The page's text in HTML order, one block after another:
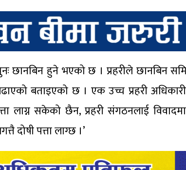
पुनः छानबिन हुने भएको छ । प्रहरीले छानबिन
बढाएको बताइएको छ । एक उच्च प्रहरी
लाग्न सकेको छैन, प्रहरी संगठनलाई
दोषी पत्ता लाग्छ ।’